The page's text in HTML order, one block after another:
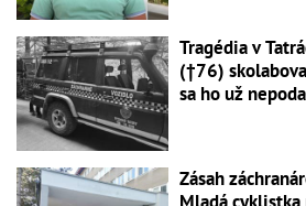
Tragédia v
(†76)
sa ho už
Zásah